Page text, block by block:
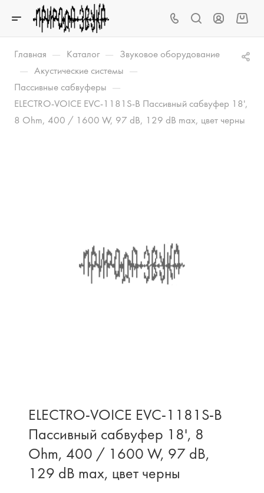
Главная — Каталог — Звуковое оборудование
— Акустические системы —
Пассивные сабвуферы —
ELECTRO-VOICE EVC-1181S-B Пассивный сабвуфер 18',
8 Ohm, 400 / 1600 W, 97 dB, 129 dB max, цвет черны
ELECTRO-VOICE EVC-1181S-B
Пассивный сабвуфер 18', 8
Ohm, 400 / 1600 W, 97 dB,
129 dB max, цвет черны